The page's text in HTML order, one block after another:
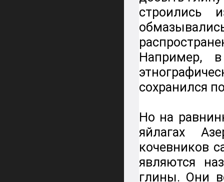
строились
Например,
сохранился
Но на
яйлагах
кочевников
являются
глины. Они